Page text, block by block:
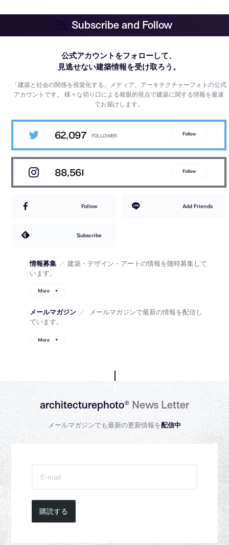
Subscribe and Follow
公式アカウントをフォローして、
見逃せない建築情報を受け取ろう。
「建築と社会の関係を視覚化する」メディア、アーキテクチャーフォトの公式
アカウントです。様々な切り口による複眼的視点で建築に関する情報を最速
でお届けします。
62,097 Follow
88,561 Follow
Follow Add Friends
Subscribe
情報募集 ／ 建築・デザイン・アートの情報を随時募集して
います。
More
メールマガジン ／
メールマガジンで最新の情報を配信し
ています。
More
architecturephoto®News Letter
メールマガジンでも最新の更新情報を配信中
購読する